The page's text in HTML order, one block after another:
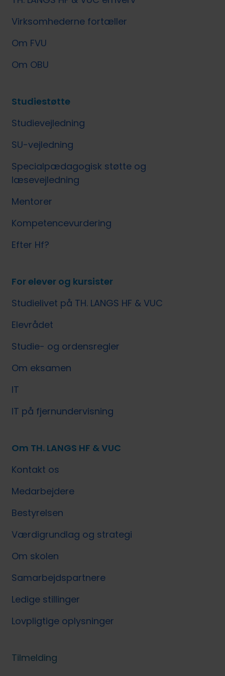
Virksomhederne fortæller
Om FVU
Om OBU
Studiestøtte
Studievejledning
SU-vejledning
Specialpædagogisk støtte og
læsevejledning
Mentorer
Kompetencevurdering
Efter Hf?
For elever og kursister
Studielivet på TH. LANGS HF & VUC
Elevrådet
Studie- og ordensregler
Om eksamen
IT
IT på fjernundervisning
Om TH. LANGS HF & VUC
Kontakt os
Medarbejdere
Bestyrelsen
Værdigrundlag og strategi
Om skolen
Samarbejdspartnere
Ledige stillinger
Lovpligtige oplysninger
Tilmelding